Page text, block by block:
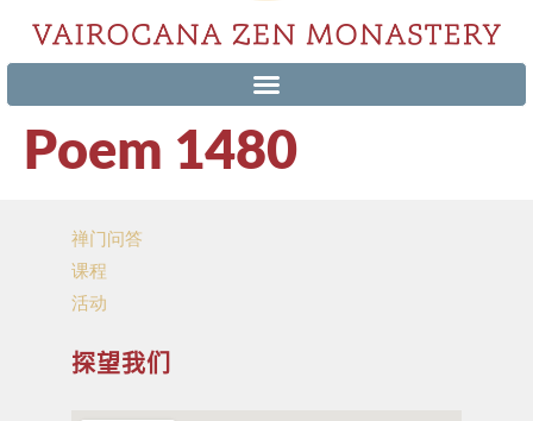
Poem 1480
禅门问答
课程
活动
探望我们